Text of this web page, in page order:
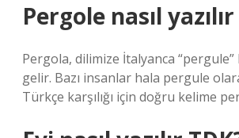
Pergole nasıl
Pergola, dilimize İtalyanca
gelir. Bazı insanlar hala pergule
Türkçe karşılığı için doğru kelime